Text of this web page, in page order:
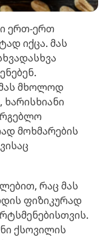
ერთ-ერთ
იქცა. მას
მას მხოლოდ
მოხმარების
რაც მას
ფიზიკურად
ქსოვილის